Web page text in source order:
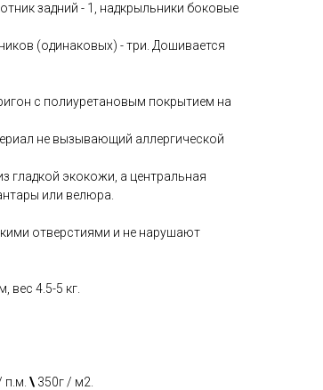
задний - 1, надкрыльники боковые
(одинаковых) - три. Дошивается
с полиуретановым покрытием на
не вызывающий аллергической
гладкой экокожи, а центральная
или велюра.
отверстиями и не нарушают
вес 4.5-5 кг.
п.м. \ 350г / м2.